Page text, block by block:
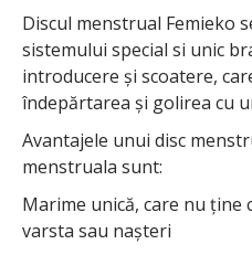
Discul menstrual Femieko
sistemului special si unic
introducere și scoatere,
îndepărtarea și golirea cu
Avantajele unui disc
menstruala sunt:
Marime unică, care nu ține
varsta sau nașteri